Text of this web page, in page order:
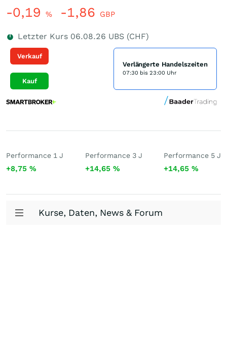
-0,19 % -1,86 GBP
Letzter Kurs 06.08.26 UBS (CHF)
Verkauf
Kauf
Verlängerte Handelszeiten
07:30 bis 23:00 Uhr
Performance 1 J
+8,75 %
Performance 3 J
+14,65 %
Performance 5 J
+14,65 %
Kurse, Daten, News & Forum